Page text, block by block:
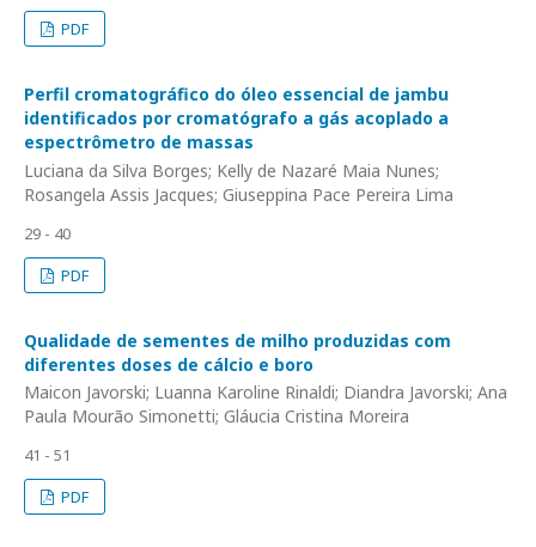
PDF
Perfil cromatográfico do óleo essencial de jambu
identificados por cromatógrafo a gás acoplado a
espectrômetro de massas
Luciana da Silva Borges; Kelly de Nazaré Maia Nunes;
Rosangela Assis Jacques; Giuseppina Pace Pereira Lima
29 - 40
PDF
Qualidade de sementes de milho produzidas com
diferentes doses de cálcio e boro
Maicon Javorski; Luanna Karoline Rinaldi; Diandra Javorski; Ana
Paula Mourão Simonetti; Gláucia Cristina Moreira
41 - 51
PDF